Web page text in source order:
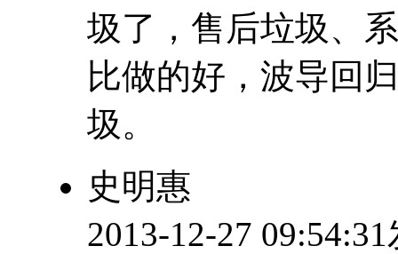
圾了，售后垃圾、
比做的好，波导回
圾。
史明惠
2013-12-27